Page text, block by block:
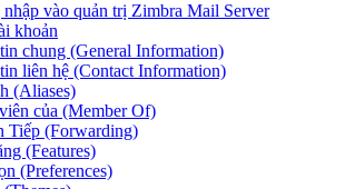
vào quản trị Zimbra Mail Server
khoản
chung (General Information)
liên hệ (Contact Information)
(Aliases)
của (Member Of)
Tiếp (Forwarding)
(Features)
(Preferences)